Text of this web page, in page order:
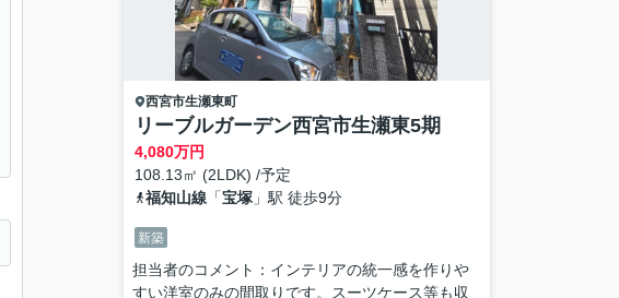
西宮市生瀬東町
リーブルガーデン西宮市生瀬東5期
4,080万円
108.13㎡ (2LDK) /予定
福知山線「宝塚」駅 徒歩9分
新築
担当者のコメント：インテリアの統一感を作りや
すい洋室のみの間取りです。スーツケース等も収